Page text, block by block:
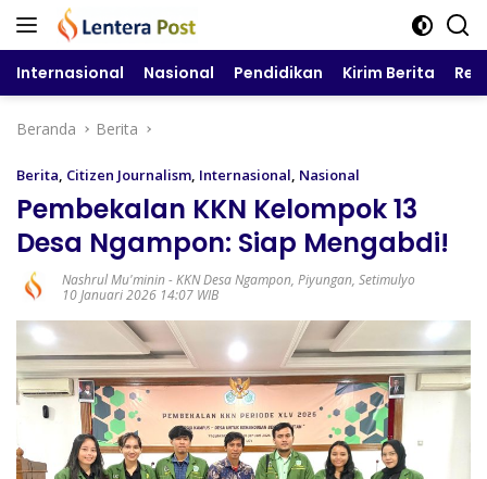
Langsung
Internasional Nasional Pendidikan Kirim Berita
Beranda Berita
Berita, Citizen Journalism, Internasional, Nasional
Pembekalan KKN Kelompok 13
Desa Ngampon: Siap Mengabdi!
Nashrul Mu'minin-KKN Desa Ngampon, Piyungan, Setimulyo
10 Januari 2026 14:07 WIB